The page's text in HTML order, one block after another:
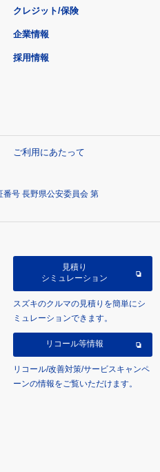
クレジット/保険
企業情報
採用情報
ご利用にあたって
号 長野県公安委員会 第
見積り
シミュレーション
スズキのクルマの見積りを簡単にシ
ミュレーションできます。
リコール等情報
リコール/改善対策/サービスキャンペ
ーンの情報をご覧いただけます。